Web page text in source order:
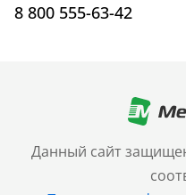
Данный сайт
8 800 555-63-42
+7 (499) 705-30-10
Санкт-Петербург
+7 (812) 600-77-33